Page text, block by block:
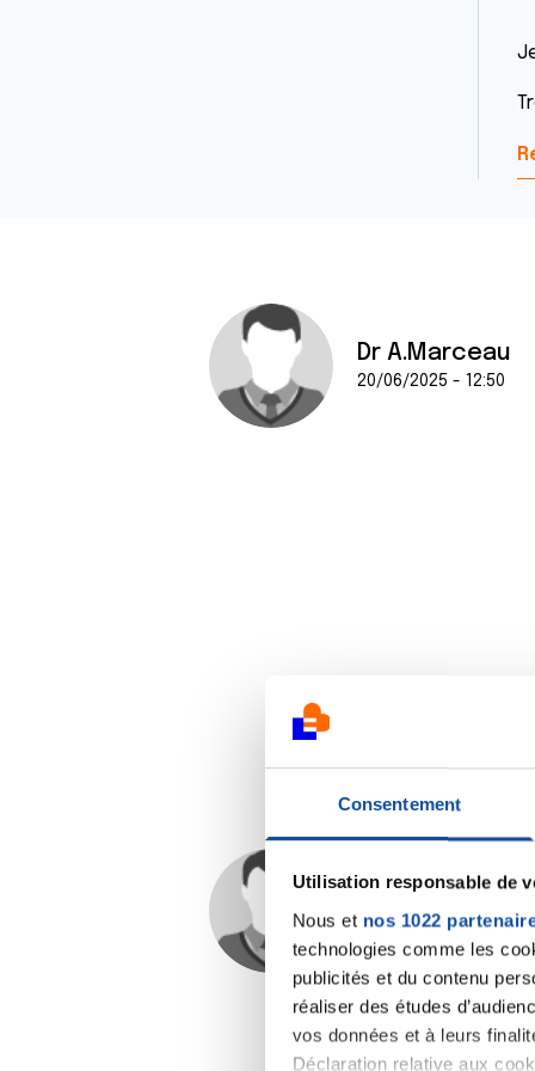
Consentement
Utilisation responsable de
Nous et nos 1022
technologies comme les
publicités et du contenu
réaliser des études
vos données et à leurs
Déclaration relative aux
Dr A.Marceau
20/06/2025 - 12:50
Hye.Guillaume
20/06/2025 - 13:56